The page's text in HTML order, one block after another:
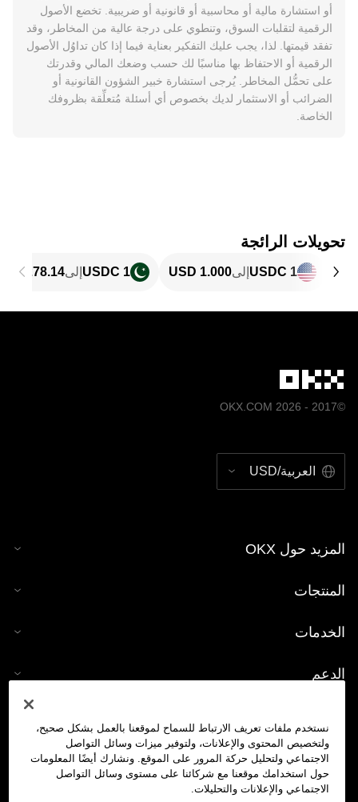
أو استشارة مالية أو محاسبية أو قانونية أو ضريبية. تخضع الأصول
الرقمية لتقلبات السوق، وتنطوي على درجة عالية من المخاطر، وقد
تفقد قيمتها. لذا، يجب عليك التفكير بعناية فيما إذا كان تداوُل الأصول
الرقمية أو الاحتفاظ بها مناسبًا لك حسب وضعك المالي وقدرتك
على تحمُّل المخاطر. يُرجى استشارة خبير الشؤون القانونية أو
الضرائب أو الاستثمار لديك بخصوص أي أسئلة مُتعلِّقة بظروفك
الخاصة.
تحويلات الرائجة
1 USDC إلى 1 USDC إلى
©2017 - 2026 OKX.COM
العربية/USD
المزيد حول OKX
المنتجات
الخدمات
الدعم
حاسبة العملات الرقمية
تداول
نستخدم ملفات تعريف الارتباط للسماح لموقعنا بالعمل بشكل صحيح،
ولتخصيص المحتوى والإعلانات، ولتوفير ميزات وسائل التواصل
الاجتماعي ولتحليل حركة المرور على الموقع. ونشارك أيضًا المعلومات
حول استخدامك موقعنا مع شركائنا على مستوى وسائل التواصل
الاجتماعي والإعلانات والتحليلات.